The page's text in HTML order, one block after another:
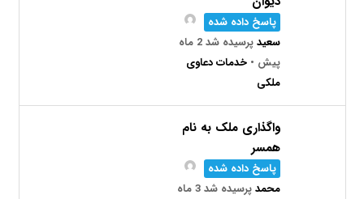
پاسخ داده شده
سعید
پرسیده شد 2 ماه
پیش •خدمات دعاوی
ملکی
واگذاری ملک به نام
همسر
پاسخ داده شده
محمد
پرسیده شد 3 ماه